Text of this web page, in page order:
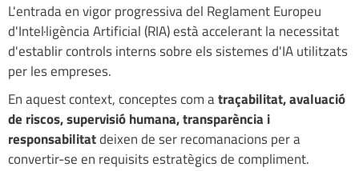
L'entrada en vigor progressiva del Reglament Europeu
d'Intel·ligència Artificial (RIA) està accelerant la necessitat
d'establir controls interns sobre els sistemes d'IA utilitzats
per les empreses.
En aquest context, conceptes com atraçabilitat, avaluació
de riscos, supervisió humana, transparència i
responsabilitatdeixen de ser recomanacions per a
convertir-se en requisits estratègics de compliment.